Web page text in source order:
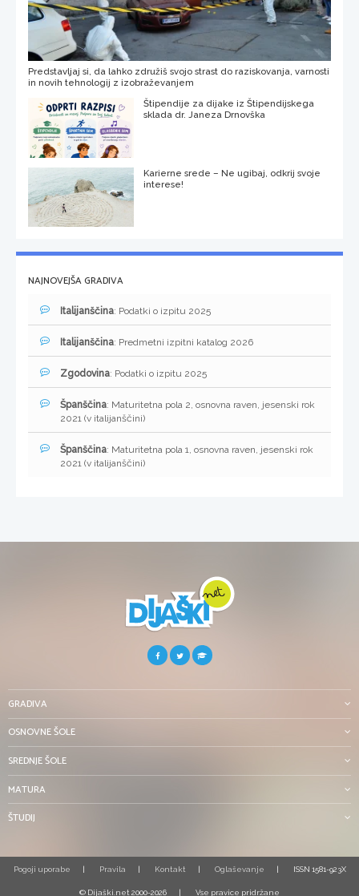
Predstavljaj si, da lahko združiš svojo strast do raziskovanja, varnosti
in novih tehnologij z izobraževanjem
Štipendije za dijake iz Štipendijskega
sklada dr. Janeza Drnovška
Karierne srede – Ne ugibaj, odkrij svoje
interese!
NAJNOVEJŠA GRADIVA
Italijanščina: Podatki o izpitu 2025
Italijanščina: Predmetni izpitni katalog 2026
Zgodovina: Podatki o izpitu 2025
Španščina: Maturitetna pola 2, osnovna raven, jesenski rok
2021 (v italijanščini)
Španščina: Maturitetna pola 1, osnovna raven, jesenski rok
2021 (v italijanščini)
GRADIVA
OSNOVNE ŠOLE
SREDNJE ŠOLE
MATURA
ŠTUDIJ
Pogoji uporabe Pravila Kontakt Oglaševanje ISSN 1581-923X
© Dijaški.net 2000-2026 Vse pravice pridržane